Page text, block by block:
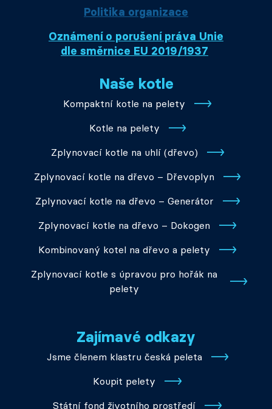
Politika organizace
Oznámení o porušení práva Unie
dle směrnice EU 2019/1937
Naše kotle
Kompaktní kotle na pelety
Kotle na pelety
Zplynovací kotle na uhlí (dřevo)
Zplynovací kotle na dřevo – Dřevoplyn
Zplynovací kotle na dřevo – Generátor
Zplynovací kotle na dřevo – Dokogen
Kombinovaný kotel na dřevo a pelety
Zplynovací kotle s úpravou pro hořák na
pelety
Zajímavé odkazy
Jsme členem klastru česká peleta
Koupit pelety
Státní fond životního prostředí